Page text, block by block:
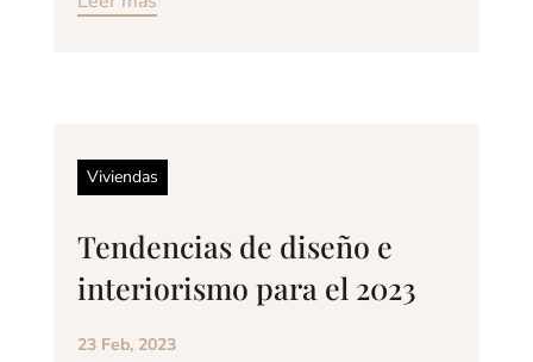
Viviendas
Tendencias de diseño e
interiorismo para el 2023
23 Feb, 2023